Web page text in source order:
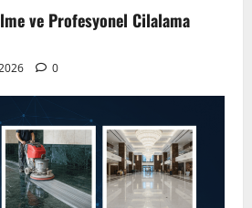
ve Profesyonel Cilalama
0